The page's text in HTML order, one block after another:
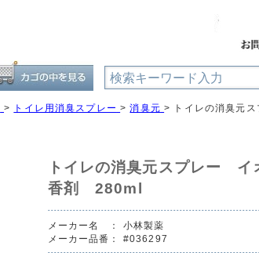
> トイレ用消臭スプレー >消臭元 >
トイレの消臭元
トイレの消臭元スプレー
香剤 280ml
メーカー名 ：
小林製薬
メーカー品番：
#036297